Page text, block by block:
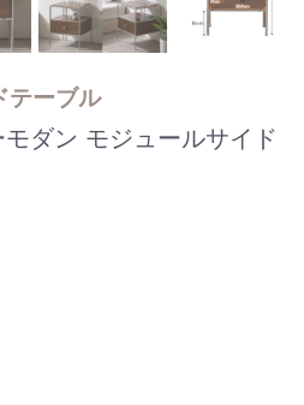
テーブル
ダン モジュールサイド